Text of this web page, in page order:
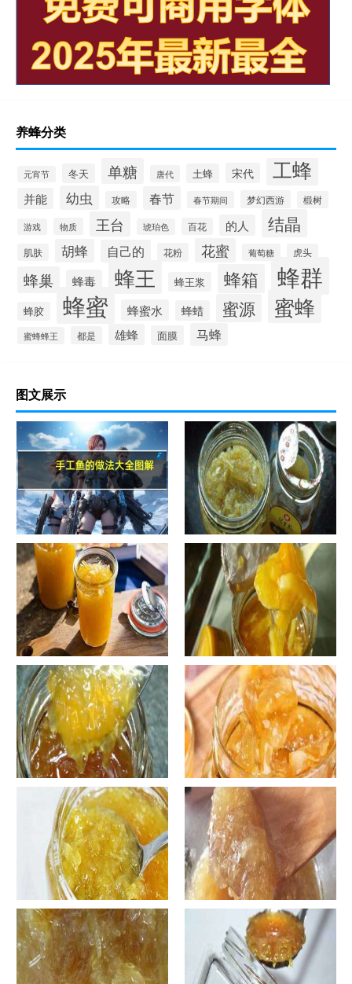
养蜂分类
元宵节 冬天 单糖 唐代 土蜂 宋代 工蜂
并能 幼虫 攻略 春节 春节期间 梦幻西游 椴树
游戏 物质 王台 琥珀色 百花 的人 结晶
肌肤 胡蜂 自己的 花粉 花蜜 葡萄糖 虎头
蜂巢 蜂毒 蜂王 蜂王浆 蜂箱 蜂群
蜂胶 蜂蜜 蜂蜜水 蜂蜡 蜜源 蜜蜂
蜜蜂蜂王 都是 雄蜂 面膜 马蜂
图文展示
手工鱼的做法大全图解
蜂蜜柚子茶的正确做法-蜂蜜柚
子茶的浸泡方法有哪些？
自制蜂蜜柚子茶-蜂蜜柚子茶有
哪些正确的做法？
自制蜂蜜柚子茶-蜂蜜柚子茶如
何正确饮用？
罐装蜂蜜柚子茶胖吗-蜂蜜柚子
茶喝了会发胖吗？
在家怎样做蜂蜜柚子茶-喝蜂蜜
柚子茶有哪些禁忌？
自制蜂蜜柚子茶-蜂蜜柚子茶最
容易做什么？
在家怎样做蜂蜜柚子茶-蜂蜜柚
子茶可以解酒吗？